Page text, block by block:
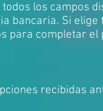
los campos
bancaria. Si
para completar el
recibidas